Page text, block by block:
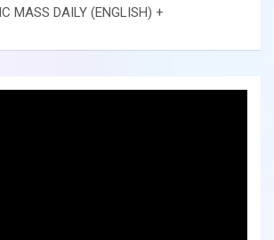
MASS DAILY (ENGLISH) +